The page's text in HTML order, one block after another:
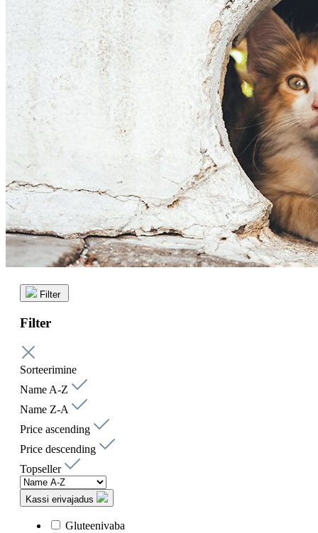
Filter
Filter
Sorteerimine
Name A-Z
Name Z-A
Price ascending
Price descending
Topseller
Kassi erivajadus
Gluteenivaba